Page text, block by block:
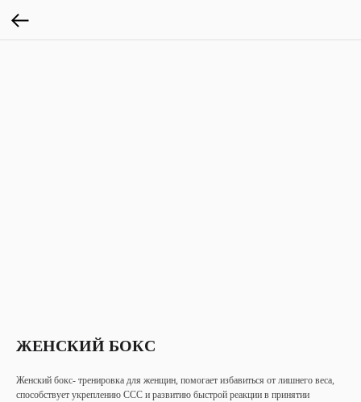
ЖЕНСКИЙ БОКС
Женский бокс- тренировка для женщин, помогает избавиться от лишнего веса,
способствует укреплению ССС и развитию быстрой реакции в принятии